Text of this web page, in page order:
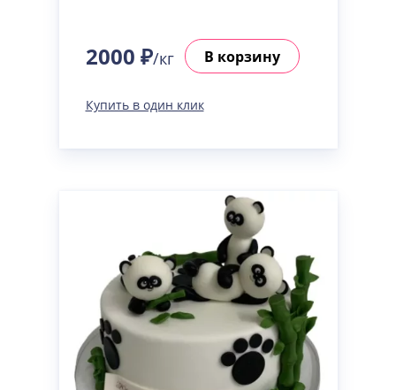
2000 ₽/кг В корзину
Купить в один клик